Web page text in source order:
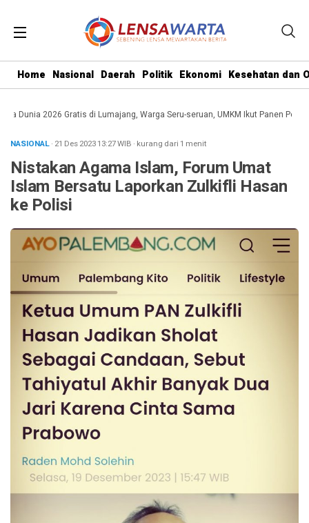
Home Nasional Daerah Politik Ekonomi Kesehatan dan
Dunia 2026 Gratis di Lumajang, Warga Seru-seruan, UMKM Ikut Panen Peluang
NASIONAL· 21 Des 202313:27WIB · kurang dari 1 menit
Nistakan Agama Islam, Forum Umat
Islam Bersatu Laporkan Zulkifli Hasan
ke Polisi